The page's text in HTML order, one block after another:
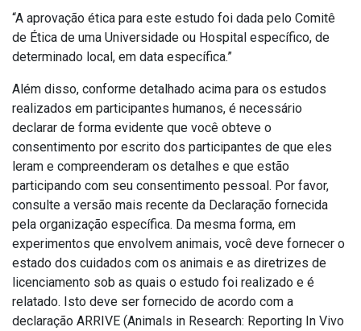
“A aprovação ética para este estudo foi dada pelo Comitê
de Ética de uma Universidade ou Hospital específico, de
determinado local, em data específica.”
Além disso, conforme detalhado acima para os estudos
realizados em participantes humanos, é necessário
declarar de forma evidente que você obteve o
consentimento por escrito dos participantes de que eles
leram e compreenderam os detalhes e que estão
participando com seu consentimento pessoal. Por favor,
consulte a versão mais recente da Declaração fornecida
pela organização específica. Da mesma forma, em
experimentos que envolvem animais, você deve fornecer o
estado dos cuidados com os animais e as diretrizes de
licenciamento sob as quais o estudo foi realizado e é
relatado. Isto deve ser fornecido de acordo com a
declaração ARRIVE (Animals in Research: Reporting In Vivo